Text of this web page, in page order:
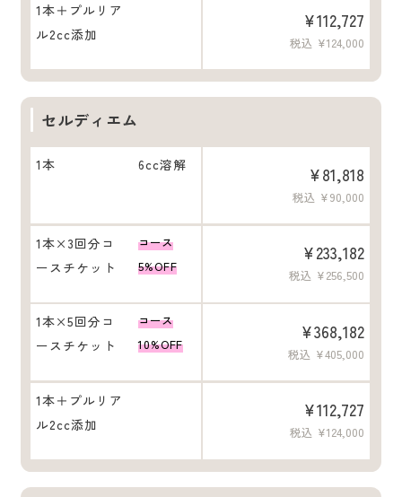
1本＋プルリア
ル2cc添加
¥112,727
税込 ¥124,000
セルディエム
1本 6cc溶解 ¥81,818
税込 ¥90,000
1本×3回分コ
ースチケット
コース
5%OFF
¥233,182
税込 ¥256,500
1本×5回分コ
ースチケット
コース
10%OFF
¥368,182
税込 ¥405,000
1本＋プルリア
ル2cc添加
¥112,727
税込 ¥124,000